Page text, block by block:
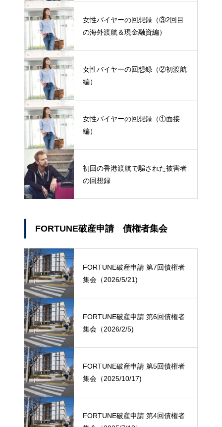
女性バイヤーの回想録（③2回目
の海外渡航＆現金融資編）
女性バイヤーの回想録（②初渡航
編）
女性バイヤーの回想録（①面接
編）
初回の香港渡航で騙された被害者
の回想録
FORTUNE破産申請 債権者集会
FORTUNE破産申請 第7回債権者
集会（2026/5/21)
FORTUNE破産申請 第6回債権者
集会（2026/2/5)
FORTUNE破産申請 第5回債権者
集会（2025/10/17)
FORTUNE破産申請 第4回債権者